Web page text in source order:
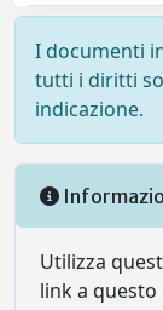
I documenti
tutti i diritti
indicazione.
Utilizza
link a